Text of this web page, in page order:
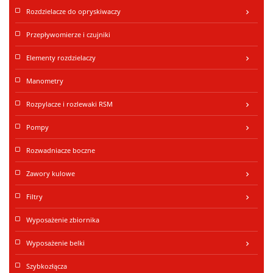
Rozdzielacze do opryskiwaczy keyboard_arrow_right
Przepływomierze i czujniki
Elementy rozdzielaczy keyboard_arrow_right
Manometry
Rozpylacze i rozlewaki RSM keyboard_arrow_right
Pompy keyboard_arrow_right
Rozwadniacze boczne
Zawory kulowe keyboard_arrow_right
Filtry keyboard_arrow_right
Wyposażenie zbiornika
Wyposażenie belki keyboard_arrow_right
Szybkozłącza